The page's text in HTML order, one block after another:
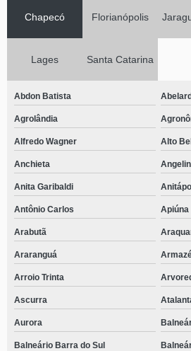
Chapecó Florianópolis
Lages Santa Catarina
Abdon Batista
Agrolândia
Alfredo Wagner Alto
Anchieta
Anita Garibaldi
Antônio Carlos Apiúna
Arabutã
Araranguá
Arroio Trinta
Ascurra
Aurora
Balneário Barra do Sul